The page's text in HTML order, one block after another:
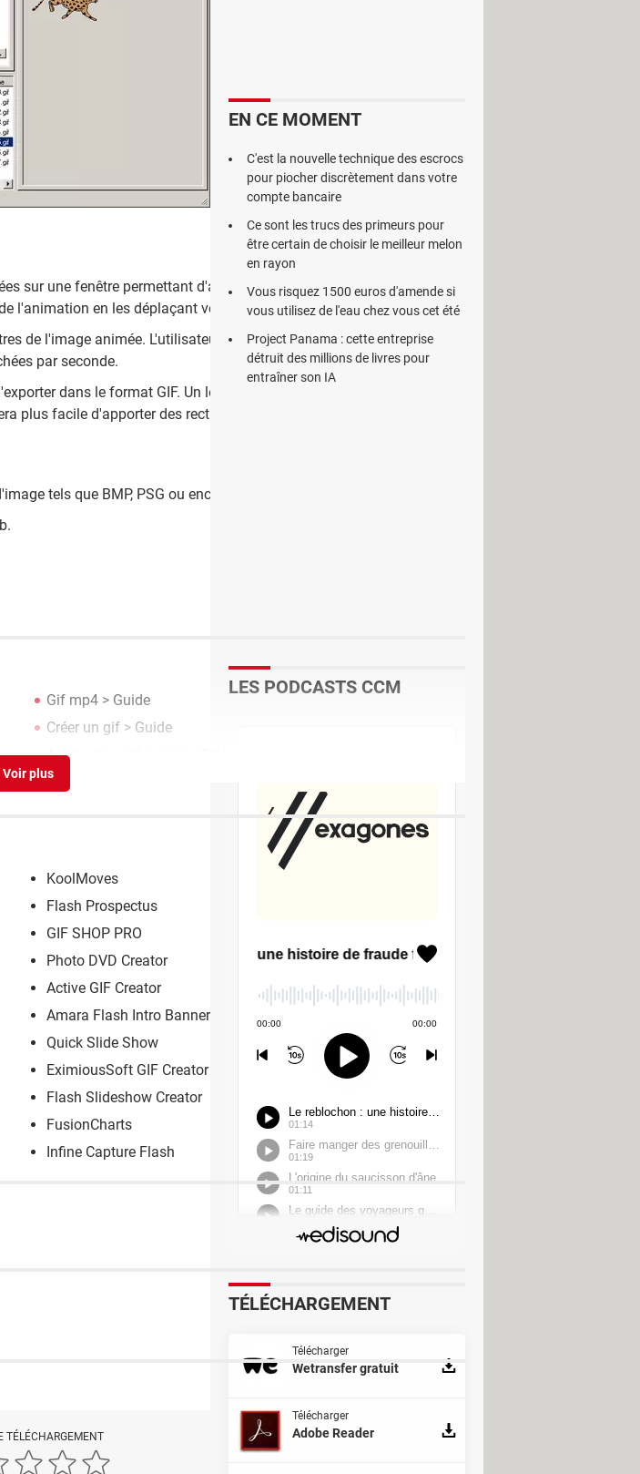
sur une fenêtre permettant d'ajuster leur mise en place. L'utilisateur
l'animation en les déplaçant vers le haut ou vers le bas.
de l'image animée. L'utilisateur est en droit de régler les dimensions
par seconde.
dans le format GIF. Un lecteur d'images est intégré dans
plus facile d'apporter des rectifications.
tels que BMP, PSG ou encore ICB.
Gif mp4 > Guide
Créer un gif > Guide
Application gif gratuit
KoolMoves
Flash Prospectus
GIF SHOP PRO
Photo DVD Creator
Active GIF Creator
Amara Flash Intro Banner Builder
Quick Slide Show
EximiousSoft GIF Creator
Flash Slideshow Creator
FusionCharts
Infine Capture Flash
TÉLÉCHARGEMENT
EN CE MOMENT
C'est la nouvelle technique des escrocs
pour piocher discrètement dans votre
compte bancaire
Ce sont les trucs des primeurs pour
être certain de choisir le meilleur melon
en rayon
Vous risquez 1500 euros d'amende si
vous utilisez de l'eau chez vous cet été
Project Panama : cette entreprise
détruit des millions de livres pour
entraîner son IA
LES PODCASTS CCM
TÉLÉCHARGEMENT
Télécharger
Wetransfer gratuit
Télécharger
Adobe Reader